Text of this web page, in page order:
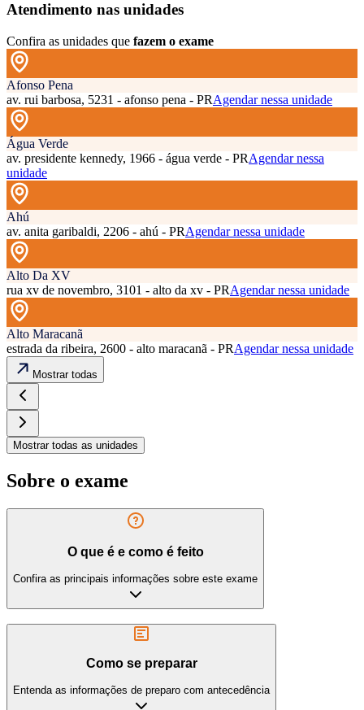
Atendimento nas unidades
Confira as unidades que fazem o exame
Afonso Pena
av. rui barbosa, 5231 - afonso pena - PRAgendar nessa unidade
Água Verde
av. presidente kennedy, 1966 - água verde - PRAgendar nessa
unidade
Ahú
av. anita garibaldi, 2206 - ahú - PRAgendar nessa unidade
Alto Da XV
rua xv de novembro, 3101 - alto da xv - PRAgendar nessa unidade
Alto Maracanã
estrada da ribeira, 2600 - alto maracanã - PRAgendar nessa unidade
Mostrar todas
Mostrar todas as unidades
Sobre o exame
O que é e como é feito
Confira as principais informações sobre este exame
Como se preparar
Entenda as informações de preparo com antecedência